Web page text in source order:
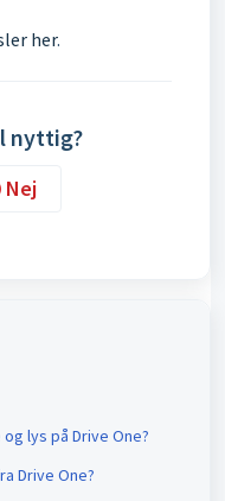
her.
nyttig?
Nej
lys på Drive One?
Drive One?